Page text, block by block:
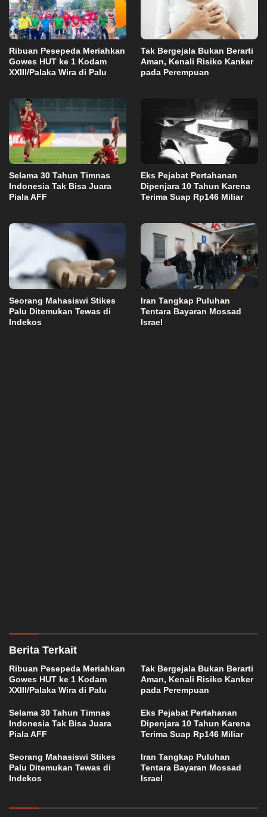
Ribuan Pesepeda Meriahkan
Gowes HUT ke 1 Kodam
XXIII/Palaka Wira di Palu
Tak Bergejala Bukan Berarti
Aman, Kenali Risiko Kanker
pada Perempuan
Selama 30 Tahun Timnas
Indonesia Tak Bisa Juara
Piala AFF
Eks Pejabat Pertahanan
Dipenjara 10 Tahun Karena
Terima Suap Rp146 Miliar
Seorang Mahasiswi Stikes
Palu Ditemukan Tewas di
Indekos
Iran Tangkap Puluhan
Tentara Bayaran Mossad
Israel
Berita Terkait
Ribuan Pesepeda Meriahkan
Gowes HUT ke 1 Kodam
XXIII/Palaka Wira di Palu
Tak Bergejala Bukan Berarti
Aman, Kenali Risiko Kanker
pada Perempuan
Selama 30 Tahun Timnas
Indonesia Tak Bisa Juara
Piala AFF
Eks Pejabat Pertahanan
Dipenjara 10 Tahun Karena
Terima Suap Rp146 Miliar
Seorang Mahasiswi Stikes
Palu Ditemukan Tewas di
Indekos
Iran Tangkap Puluhan
Tentara Bayaran Mossad
Israel